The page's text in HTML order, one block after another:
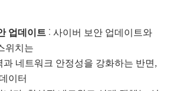
업데이트 : 사이버 보안 업데이트와
위치는
네트워크 안정성을 강화하는 반면,
이터